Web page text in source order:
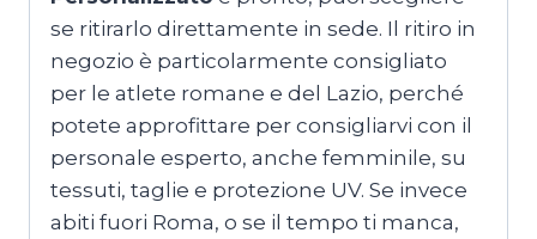
se ritirarlo direttamente in sede. Il ritiro in
negozio è particolarmente consigliato
per le atlete romane e del Lazio, perché
potete approfittare per consigliarvi con il
personale esperto, anche femminile, su
tessuti, taglie e protezione UV. Se invece
abiti fuori Roma, o se il tempo ti manca,